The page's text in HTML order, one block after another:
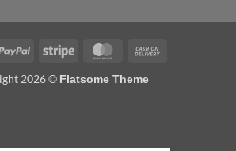
PayPal Stripe MasterCard
2026 © Flatsome Theme